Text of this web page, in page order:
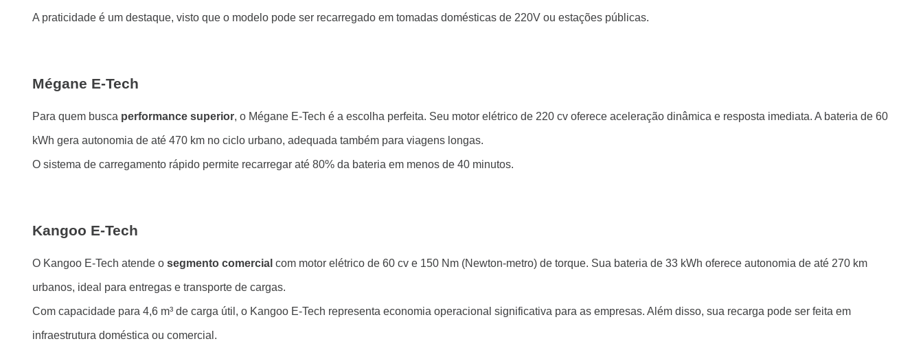
A praticidade é um destaque, visto que o modelo pode ser recarregado em tomadas domésticas de 220V ou estações públicas.
Mégane E-Tech
Para quem busca performance superior, o Mégane E-Tech é a escolha perfeita. Seu motor elétrico de 220 cv oferece aceleração dinâmica e resposta imediata. A bateria de 60
kWh gera autonomia de até 470 km no ciclo urbano, adequada também para viagens longas.
O sistema de carregamento rápido permite recarregar até 80% da bateria em menos de 40 minutos.
Kangoo E-Tech
O Kangoo E-Tech atende o segmento comercial com motor elétrico de 60 cv e 150 Nm (Newton-metro) de torque. Sua bateria de 33 kWh oferece autonomia de até 270 km
urbanos, ideal para entregas e transporte de cargas.
Com capacidade para 4,6 m³ de carga útil, o Kangoo E-Tech representa economia operacional significativa para as empresas. Além disso, sua recarga pode ser feita em
infraestrutura doméstica ou comercial.